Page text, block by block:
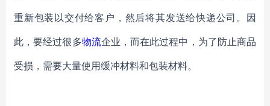
重新包装以交付给客户，然后将其发送给快递公司。因
此，要经过很多物流企业，而在此过程中，为了防止商品
受损，需要大量使用缓冲材料和包装材料。